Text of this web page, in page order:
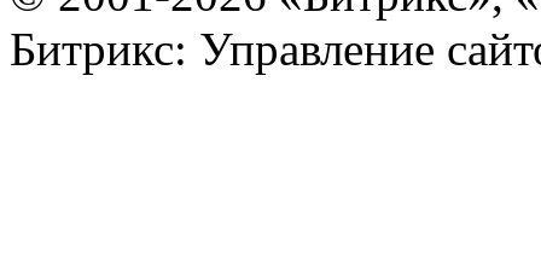
Битрикс: Управление